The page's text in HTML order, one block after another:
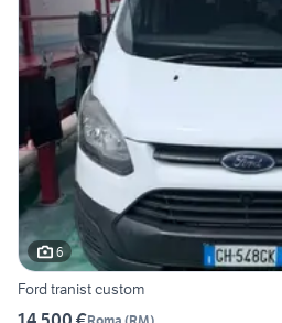
6
Ford tranist custom